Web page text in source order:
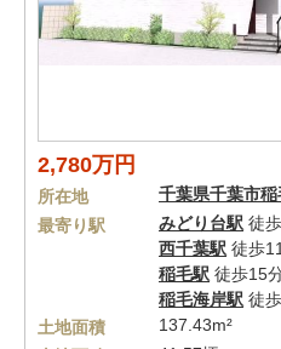
2,780万円
所在地 千葉県千葉市稲
最寄り駅
みどり台駅 徒
西千葉駅 徒歩
稲毛駅 徒歩15
稲毛海岸駅 徒
土地面積
137.43m²